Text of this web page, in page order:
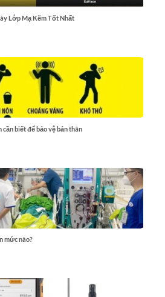
Lớp Mạ Kẽm Tốt Nhất
biết để bảo vệ bản thân
mức nào?